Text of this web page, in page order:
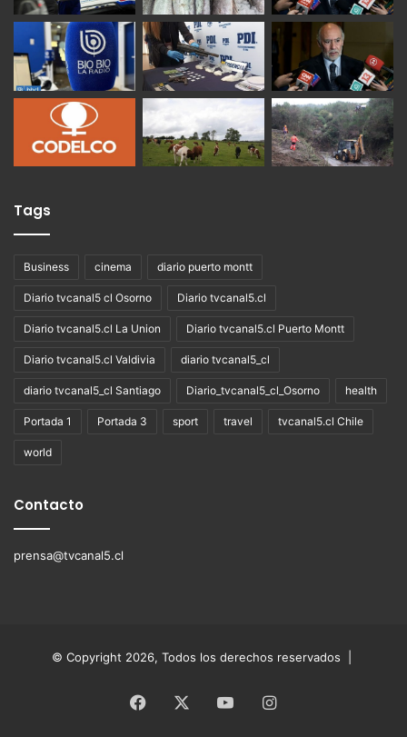
Tags
Business cinema diario puerto montt
Diario tvcanal5 cl Osorno Diario tvcanal5.cl
Diario tvcanal5.cl La Union Diario tvcanal5.cl Puerto Montt
Diario tvcanal5.cl Valdivia diario tvcanal5_cl
diario tvcanal5_cl Santiago Diario_tvcanal5_cl_Osorno health
Portada 1 Portada 3 sport travel tvcanal5.cl Chile
world
Contacto
prensa@tvcanal5.cl
© Copyright 2026, Todos los derechos reservados |
Facebook YouTubeInstagram